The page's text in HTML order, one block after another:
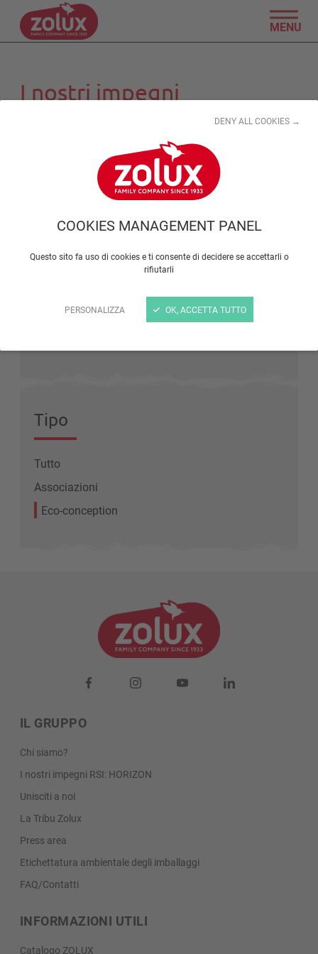
COOKIES MANAGEMENT PANEL
Questo sito fa uso di cookies e ti consente di decidere se accettarli o
rifiutarli
PERSONALIZZA
DENY ALL COOKIES →
OK, ACCETTA TUTTO
MENU
I nostri impegni
Nessuna collaborazione corrisponde a questi
Tag
Acquariofilia
Tipo
Tutto
Associazioni
Eco-conception
IL GRUPPO
Chi siamo?
I nostri impegni RSI: HORIZON
Unisciti a noi
La Tribu Zolux
Press area
Etichettatura ambientale degli imballaggi
FAQ/Contatti
INFORMAZIONI UTILI
Catalogo ZOLUX